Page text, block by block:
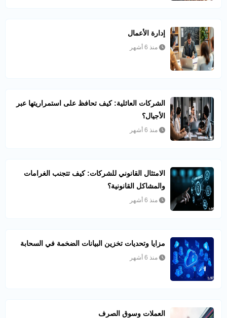
إدارة الأعمال
منذ 6 أشهر
الشركات العائلية: كيف تحافظ على استمراريتها عبر
الأجيال؟
منذ 6 أشهر
الامتثال القانوني للشركات: كيف تتجنب الغرامات
والمشاكل القانونية؟
منذ 6 أشهر
مزايا وتحديات تخزين البيانات الضخمة في السحابة
منذ 6 أشهر
العملات وسوق الصرف